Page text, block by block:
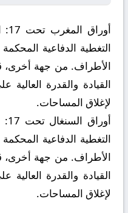
أوراق المغرب تحت 17:
التغطية الدفاعية
الأطراف. من جهة أخرى،
القيادة والقدرة العالية
لإغلاق المساحات.
أوراق السنغال تحت 17:
التغطية الدفاعية
الأطراف. من جهة أخرى،
القيادة والقدرة العالية
لإغلاق المساحات.